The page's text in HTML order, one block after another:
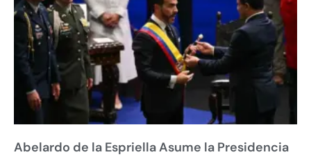
Abelardo de la Espriella Asume la Presidencia